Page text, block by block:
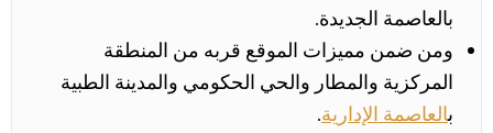
بالعاصمة الجديدة.
ومن ضمن مميزات الموقع قربه من المنطقة
المركزية والمطار والحي الحكومي والمدينة الطبية
بالعاصمة الإدارية.